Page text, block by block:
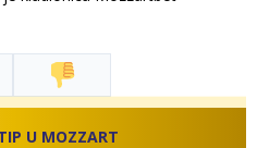
U MOZZART